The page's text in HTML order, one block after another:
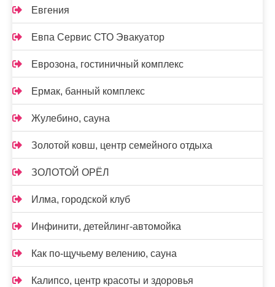
Евгения
Евпа Сервис СТО Эвакуатор
Еврозона, гостиничный комплекс
Ермак, банный комплекс
Жулебино, сауна
Золотой ковш, центр семейного отдыха
ЗОЛОТОЙ ОРЁЛ
Илма, городской клуб
Инфинити, детейлинг-автомойка
Как по-щучьему велению, сауна
Калипсо, центр красоты и здоровья